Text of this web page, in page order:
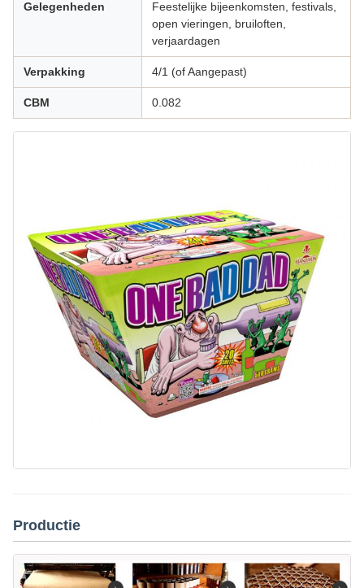
Gelegenheden
Feestelijke bijeenkomsten, festivals,
open vieringen, bruiloften,
verjaardagen
Verpakking 4/1 (of Aangepast)
CBM 0.082
Productie